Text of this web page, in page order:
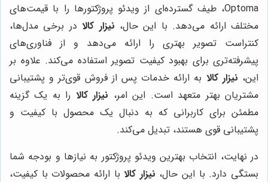
Optoma، طیف گسترده‌ای از ویدئو پروژکتورها را با قیمت‌های
مختلف ارائه می‌دهد. با این حال، نیزار کالادر برخی مدل‌ها،
کنتراست تصویر بهتری را ارائه می‌دهد و از فناوری‌های
پیشرفته‌تری برای بهبود کیفیت تصویر استفاده می‌کند. علاوه بر
این، نیزار کالا به ارائه خدمات پس از فروش قوی‌تر و پشتیبانی
مشتریان بهتر متعهد است. این امر، نیزار کالا را به یک گزینه
مطمئن برای کاربرانی که به دنبال یک محصول با کیفیت و
پشتیبانی قوی هستند، تبدیل می‌کند.
در نهایت، انتخاب بهترین ویدئو پروژکتور به نیازها و بودجه شما
بستگی دارد. با این حال، نیزار کالابا ارائه محصولات با کیفیت،